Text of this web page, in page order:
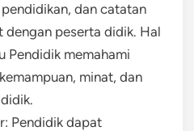
dan catatan
dengan peserta didik. Hal
Pendidik memahami
minat, dan
Pendidik dapat